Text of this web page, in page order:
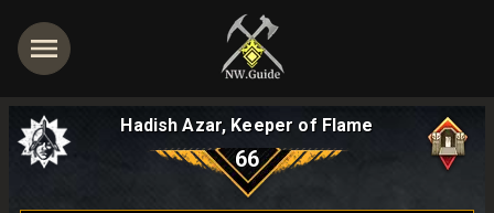
Hadish Azar, Keeper of Flame
66